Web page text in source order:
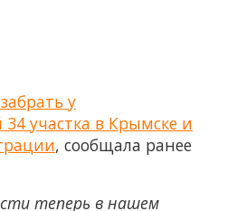
у
участка в Крымске и
, сообщала ранее
теперь в нашем